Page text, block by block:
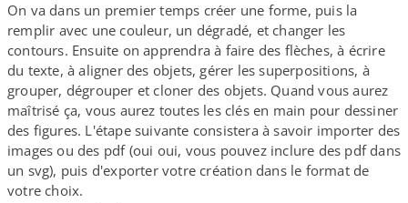
On va dans un premier temps créer une forme, puis la
remplir avec une couleur, un dégradé, et changer les
contours. Ensuite on apprendra à faire des flèches, à écrire
du texte, à aligner des objets, gérer les superpositions, à
grouper, dégrouper et cloner des objets. Quand vous aurez
maîtrisé ça, vous aurez toutes les clés en main pour dessiner
des figures. L'étape suivante consistera à savoir importer des
images ou des pdf (oui oui, vous pouvez inclure des pdf dans
un svg), puis d'exporter votre création dans le format de
votre choix.